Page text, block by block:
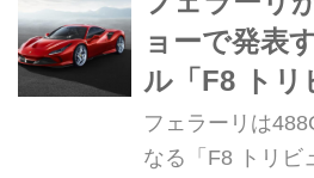
ョーで発表
ル「F8 トリ
フィシャル
フェラーリは
なる「F8 トリビ